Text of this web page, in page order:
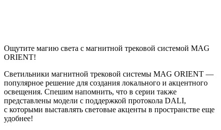
Ощутите магию света с магнитной трековой системой MAG
ORIENT!
Светильники магнитной трековой системы MAG ORIENT —
популярное решение для создания локального и акцентного
освещения. Спешим напомнить, что в серии также
представлены модели с поддержкой протокола DALI,
с которыми выставлять световые акценты в пространстве еще
удобнее!